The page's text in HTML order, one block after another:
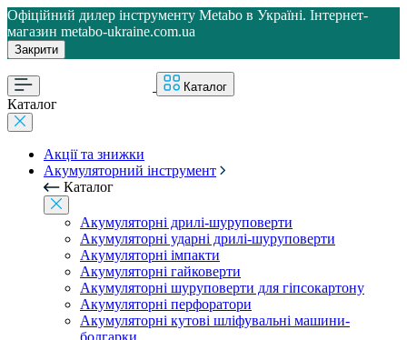
Офіційний дилер інструменту Metabo в Україні. Інтернет-
магазин metabo-ukraine.com.ua
Закрити
Каталог
Каталог
Акції та знижки
Акумуляторний інструмент
Каталог
Акумуляторні дрилі-шуруповерти
Акумуляторні ударні дрилі-шуруповерти
Акумуляторні імпакти
Акумуляторні гайковерти
Акумуляторні шуруповерти для гіпсокартону
Акумуляторні перфоратори
Акумуляторні кутові шліфувальні машини-
болгарки